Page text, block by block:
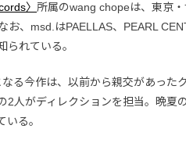
〉 所属のwang chopeは、東京
お、msd.はPAELLAS、PEARL
られている。
る今作は、以前から親交があった
2人がディレクションを担当。晩夏
いる。